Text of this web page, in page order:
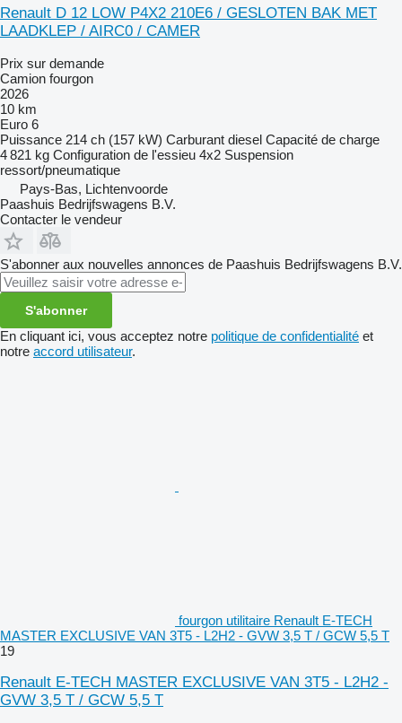
Renault D 12 LOW P4X2 210E6 / GESLOTEN BAK MET
LAADKLEP / AIRC0 / CAMER
Prix sur demande
Camion fourgon
2026
10 km
Euro 6
Puissance 214 ch (157 kW) Carburant diesel Capacité de charge
4 821 kg Configuration de l'essieu 4x2 Suspension
ressort/pneumatique
Pays-Bas, Lichtenvoorde
Paashuis Bedrijfswagens B.V.
Contacter le vendeur
S'abonner aux nouvelles annonces de Paashuis Bedrijfswagens B.V.
S'abonner
En cliquant ici, vous acceptez notre politique de confidentialité et
notre accord utilisateur.
fourgon utilitaire Renault E-TECH
MASTER EXCLUSIVE VAN 3T5 - L2H2 - GVW 3,5 T / GCW 5,5 T
19
Renault E-TECH MASTER EXCLUSIVE VAN 3T5 - L2H2 -
GVW 3,5 T / GCW 5,5 T